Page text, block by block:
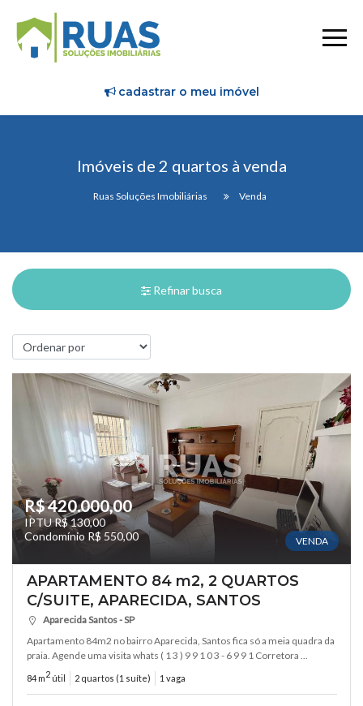
cadastrar o meu imóvel
Imóveis de 2 quartos à venda
Ruas Soluções Imobiliárias Venda
Refinar busca
R$ 420.000,00
IPTU R$ 130,00
Condomínio R$ 550,00
VENDA
APARTAMENTO 84 m2, 2 QUARTOS
C/SUITE, APARECIDA, SANTOS
Aparecida Santos - SP
Apartamento 84m2 no bairro Aparecida, Santos fica só a meia quadra da
praia. Agende uma visita whats ( 1 3 ) 9 9 1 0 3 - 6 9 9 1 Corretora ...
84 m2 útil 2 quartos (1 suíte) 1 vaga